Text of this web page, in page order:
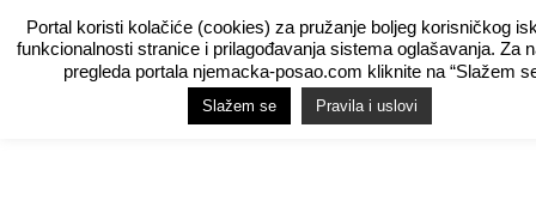
Portal koristi kolačiće (cookies) za pružanje boljeg korisničkog
funkcionalnosti stranice i prilagođavanja sistema oglašavanja. Za
pregleda portala njemacka-posao.com kliknite na “Slažem
Slažem se Pravila i uslovi